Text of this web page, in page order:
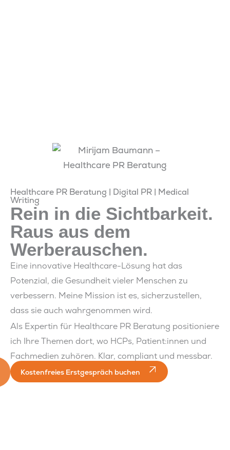
Healthcare PR Beratung | Digital PR | Medical
Writing
Rein in die Sichtbarkeit.
Raus aus dem
Werberauschen.
Eine innovative Healthcare-Lösung hat das
Potenzial, die Gesundheit vieler Menschen zu
verbessern. Meine Mission ist es, sicherzustellen,
dass sie auch wahrgenommen wird.
Als Expertin für Healthcare PR Beratung positioniere
ich Ihre Themen dort, wo HCPs, Patient:innen und
Fachmedien zuhören. Klar, compliant und messbar.
Kostenfreies Erstgespräch buchen